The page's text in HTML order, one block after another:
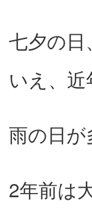
七夕の日
いえ、近
雨の日が
2年前は